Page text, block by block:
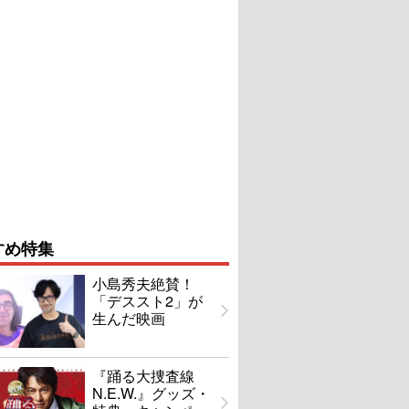
特集
小島秀夫絶賛！
「デススト2」が
生んだ映画
『踊る大捜査線
N.E.W.』グッズ・